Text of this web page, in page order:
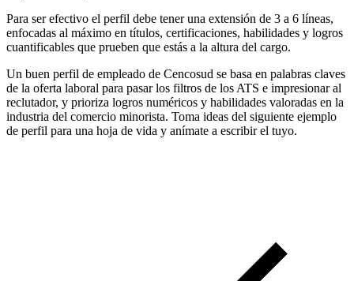
Para ser efectivo el perfil debe tener una extensión de 3 a 6 líneas,
enfocadas al máximo en títulos, certificaciones, habilidades y logros
cuantificables que prueben que estás a la altura del cargo.
Un buen perfil de empleado de Cencosud se basa en palabras claves
de la oferta laboral para pasar los filtros de los ATS e impresionar al
reclutador, y prioriza logros numéricos y habilidades valoradas en la
industria del comercio minorista. Toma ideas del siguiente ejemplo
de perfil para una hoja de vida y anímate a escribir el tuyo.